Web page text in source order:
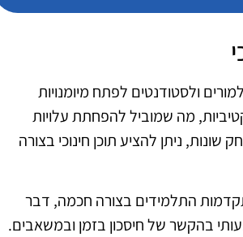
ולסטודנטים לפתח מיומנויות
מה שמוביל להפחתת עלויות
ניתן להציע תוכן חינוכי בצורה
התלמידים בצורה חכמה, דבר
בהקשר של חיסכון בזמן ובמשאבים.